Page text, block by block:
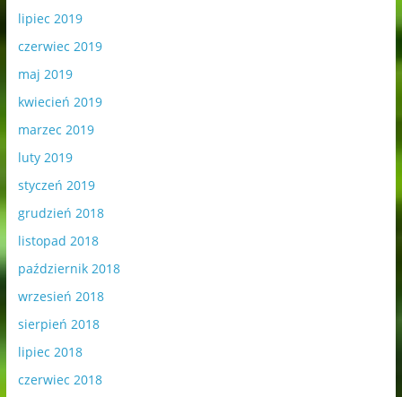
lipiec 2019
czerwiec 2019
maj 2019
kwiecień 2019
marzec 2019
luty 2019
styczeń 2019
grudzień 2018
listopad 2018
październik 2018
wrzesień 2018
sierpień 2018
lipiec 2018
czerwiec 2018